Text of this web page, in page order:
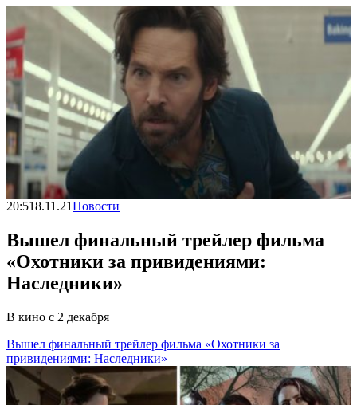
20:518.11.21Новости
Вышел финальный трейлер фильма
«Охотники за привидениями:
Наследники»
В кино с 2 декабря
Вышел финальный трейлер фильма «Охотники за
привидениями: Наследники»